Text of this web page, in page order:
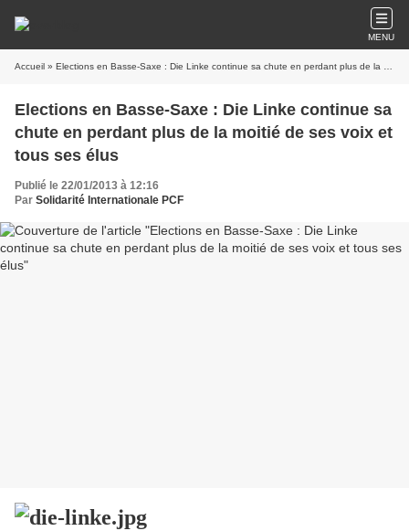
MENU
Accueil » Elections en Basse-Saxe : Die Linke continue sa chute en perdant plus de la moitié de ses voix et tous ses élus
Elections en Basse-Saxe : Die Linke continue sa
chute en perdant plus de la moitié de ses voix et
tous ses élus
Publié le 22/01/2013 à 12:16
Par Solidarité Internationale PCF